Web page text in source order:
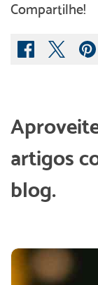
Compartilhe!
artigos
blog.